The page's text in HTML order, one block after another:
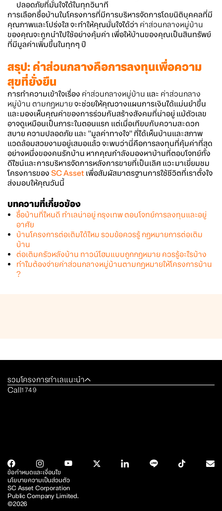
ปลอดภัยที่มั่นใจได้ในทุกวินาที
การเลือกซื้อบ้านในโครงการที่มีการบริหารจัดการโดยนิติบุคคลที่มี
คุณภาพและโปร่งใส จะทำให้คุณมั่นใจได้ว่า ค่าส่วนกลางหมู่บ้าน
ของคุณจะถูกนำไปใช้อย่างคุ้มค่า เพื่อให้บ้านของคุณเป็นสินทรัพย์
ที่มีมูลค่าเพิ่มขึ้นในทุกๆ ปี
สรุป: ค่าส่วนกลางคือการลงทุนเพื่อความ
สุขที่ยั่งยืน
การทำความเข้าใจเรื่อง ค่าส่วนกลางหมู่บ้าน และ ค่าส่วนกลาง
หมู่บ้าน ตามกฎหมาย จะช่วยให้คุณวางแผนการเงินได้แม่นยำขึ้น
และมองเห็นคุณค่าของการร่วมกันสร้างสังคมที่น่าอยู่ แม้ตัวเลข
อาจดูเหมือนเป็นภาระในตอนแรก แต่เมื่อเทียบกับความสะดวก
สบาย ความปลอดภัย และ "มูลค่าทางใจ" ที่ได้เห็นบ้านและสภาพ
แวดล้อมสวยงามอยู่เสมอแล้ว จะพบว่านี่คือการลงทุนที่คุ้มค่าที่สุด
อย่างหนึ่งของคนรักบ้าน หากคุณกำลังมองหาบ้านที่ตอบโจทย์ทั้ง
ดีไซน์และการบริหารจัดการหลังการขายที่เป็นเลิศ แวะมาเยี่ยมชม
โครงการของ SC Asset เพื่อสัมผัสมาตรฐานการใช้ชีวิตที่เราตั้งใจ
ส่งมอบให้คุณวันนี้
บทความที่เกี่ยวข้อง
ซื้อบ้านที่ไหนดี ทำเลน่าอยู่ กรุงเทพ ตอบโจทย์การลงทุนและอยู่
อาศัย
บ้านโครงการต่อเติมได้ไหม รวมข้อควรรู้ กฎหมายการต่อเติม
บ้าน
ต่อเติมครัวหลังบ้าน ทาวน์โฮมแบบถูกกฎหมาย ควรรู้อะไรบ้าง
ทำไมต้องจ่ายค่าส่วนกลางหมู่บ้านตามกฎหมายให้โครงการบ้าน
?
รวมโครงการทำเลแนะนำ
Call1749
SC Asset Corporation
Public Company Limited.
©2026
ข้อกำหนดและเงื่อนไข
นโยบายความเป็นส่วนตัว